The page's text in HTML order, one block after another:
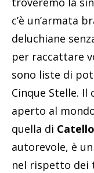
c’è un’armata
deluchiane
per raccattare
sono liste di
Cinque Stelle. Il
aperto al
quella di
autorevole, è
nel rispetto dei